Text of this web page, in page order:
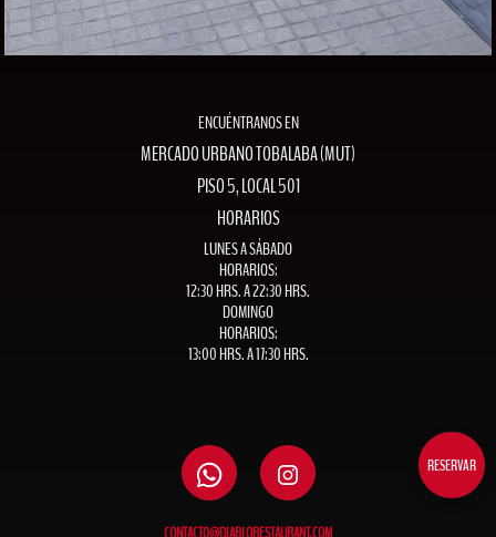
RESERVAR
ENCUÉNTRANOS EN
MERCADO URBANO TOBALABA (MUT)
PISO 5, LOCAL 501
HORARIOS
LUNES A SÁBADO
HORARIOS:
12:30 HRS. A 22:30 HRS.
DOMINGO
HORARIOS:
13:00 HRS. A 17:30 HRS.